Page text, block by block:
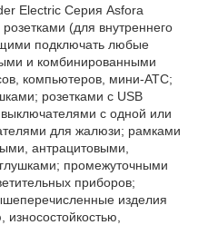
Electric Серия Asfora
(для внутреннего
подключать любые
и комбинированными
компьютеров, мини-АТС;
розетками с USB
с одной или
для жалюзи; рамками
антрацитовыми,
промежуточными
приборов;
изделия